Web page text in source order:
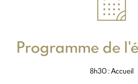
Programme de
8h30 : Accueil